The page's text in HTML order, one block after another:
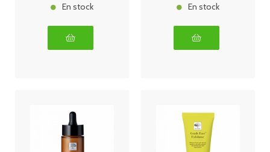
En stock En stock